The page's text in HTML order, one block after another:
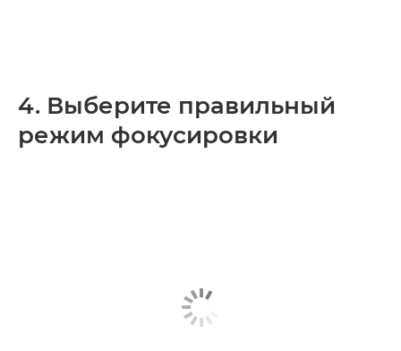
4. Выберите правильный
режим фокусировки